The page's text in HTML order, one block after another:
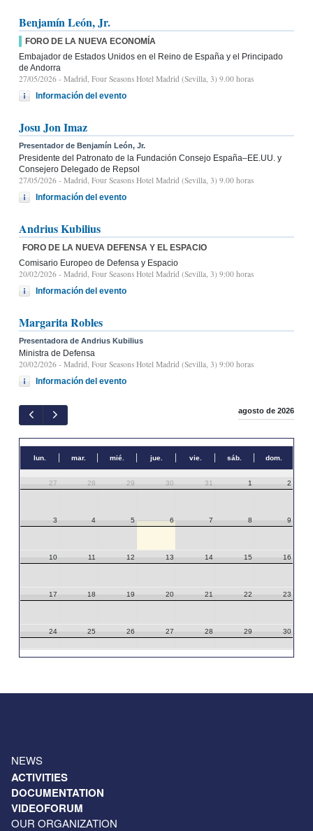
Benjamín León, Jr.
FORO DE LA NUEVA ECONOMÍA
Embajador de Estados Unidos en el Reino de España y el Principado
de Andorra
27/05/2026 - Madrid, Four Seasons Hotel Madrid (Sevilla, 3) 9.00 horas
Información del evento
Josu Jon Imaz
Presentador de Benjamín León, Jr.
Presidente del Patronato de la Fundación Consejo España–EE.UU. y
Consejero Delegado de Repsol
27/05/2026 - Madrid, Four Seasons Hotel Madrid (Sevilla, 3) 9.00 horas
Información del evento
Andrius Kubilius
FORO DE LA NUEVA DEFENSA Y EL ESPACIO
Comisario Europeo de Defensa y Espacio
20/02/2026 - Madrid, Four Seasons Hotel Madrid (Sevilla, 3) 9:00 horas
Información del evento
Margarita Robles
Presentadora de Andrius Kubilius
Ministra de Defensa
20/02/2026 - Madrid, Four Seasons Hotel Madrid (Sevilla, 3) 9:00 horas
Información del evento
agosto de 2026
lun. mar. mié. jue. vie. sáb. dom.
27 28 29 30 31 1 2
3 4 5 6 7 8 9
10 11 12 13 14 15 16
17 18 19 20 21 22 23
24 25 26 27 28 29 30
NEWS
ACTIVITIES
DOCUMENTATION
VIDEOFORUM
OUR ORGANIZATION